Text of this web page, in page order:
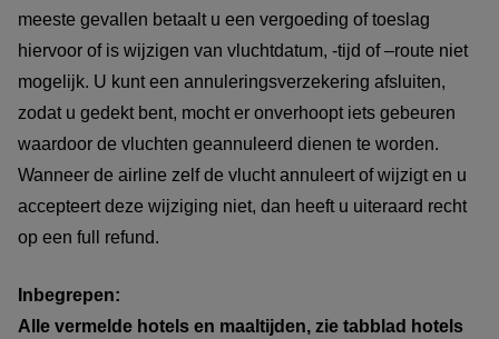
meeste gevallen betaalt u een vergoeding of toeslag
hiervoor of is wijzigen van vluchtdatum, -tijd of –route niet
mogelijk. U kunt een annuleringsverzekering afsluiten,
zodat u gedekt bent, mocht er onverhoopt iets gebeuren
waardoor de vluchten geannuleerd dienen te worden.
Wanneer de airline zelf de vlucht annuleert of wijzigt en u
accepteert deze wijziging niet, dan heeft u uiteraard recht
op een full refund.
Inbegrepen:
Alle vermelde hotels en maaltijden, zie tabblad hotels